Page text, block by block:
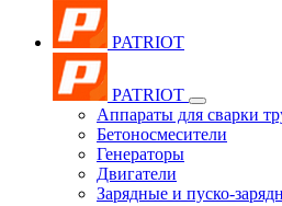
PATRIOT
PATRIOT
Аппараты для сварки
Бетоносмесители
Генераторы
Двигатели
Зарядные и пуско-